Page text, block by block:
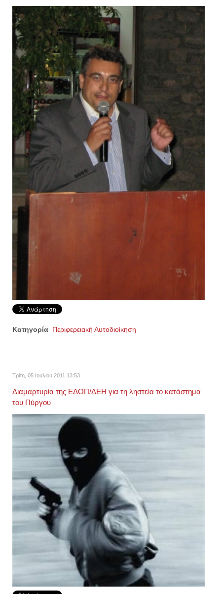
Κατηγορία Περιφερειακή Αυτοδιοίκηση
Τρίτη, 05 Ιουλίου 2011 13:53
Διαμαρτυρία της ΕΔΟΠ/ΔΕΗ για τη ληστεία το κατάστημα
του Πύργου